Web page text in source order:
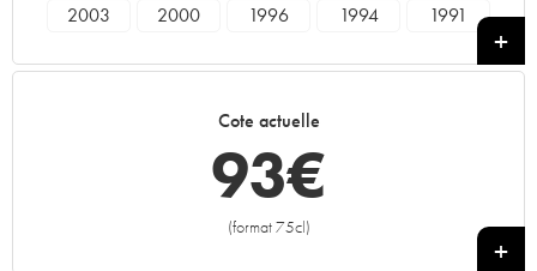
2003
2000 1996 1994
1991
Cote actuelle
93€
(format 75cl)
+